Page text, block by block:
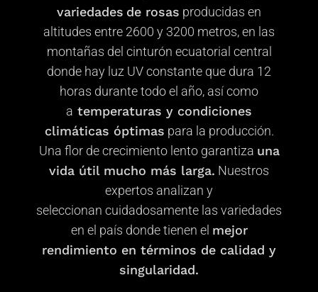
variedades de rosas producidas en
altitudes entre 2600 y 3200 metros, en las
montañas del cinturón ecuatorial central
donde hay luz UV constante que dura 12
horas durante todo el año, así como
a temperaturas y condiciones
climáticas óptimas para la producción.
Una flor de crecimiento lento garantiza una
vida útil mucho más larga. Nuestros
expertos analizan y
seleccionan cuidadosamente las variedades
en el país donde tienen el mejor
rendimiento en términos de calidad y
singularidad.